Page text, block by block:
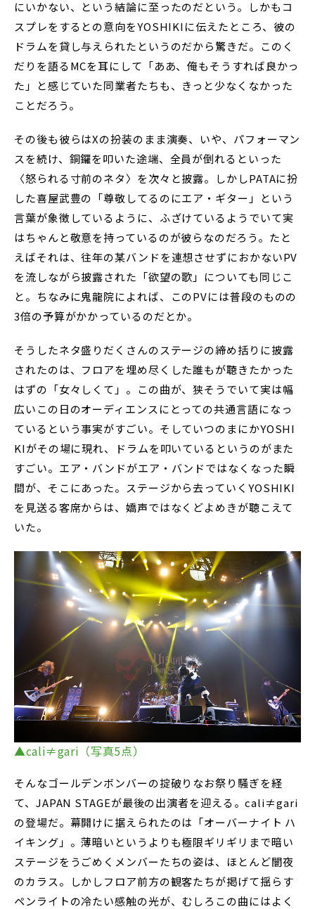
にいかない、という結論に至ったのだという。しかもコ
スプレをするとの意向をYOSHIKIに伝えたところ、彼の
ドラムを貸し与えられたというのだから驚きだ。このく
だりを語るMCを耳にして「ああ、俺もそうすれば良かっ
た」と感じていた同業者たちも、きっと少なくなかった
ことだろう。
その後も彼らはXの扮装のまま演奏、いや、パフォーマン
スを続け、銅鑼を叩いた途端、全員が倒れるといった
〈怒られる寸前のネタ〉を次々と披露。しかしPATAに扮
した喜屋武豊の「尊敬してるのにエア・ギター」という
言葉が象徴しているように、ふざけているようでいて実
はちゃんと敬意を持っているのが彼らなのだろう。たと
えばそれは、往年の某バンドを連想させずにおかないPV
を流しながら披露された「欲望の歌」についても同じこ
と。ちなみに鬼龍院によれば、このPVには普段のものの
3倍の予算がかかっているのだとか。
そうしたネタ盛りだくさんのステージの締め括りに披露
されたのは、フロアを埋め尽くした誰もが聴きたかった
はずの「女々しくて」。この曲が、狭そうでいて実は幅
広いこの日のオーディエンスにとっての共通言語になっ
ているという事実がすごい。そしていつのまにかYOSHI
KIがその場に現れ、ドラムを叩いているというのがまた
すごい。エア・バンドがエア・バンドではなくなった瞬
間が、そこにあった。ステージから去っていくYOSHIKI
を見送る客席からは、嬌声ではなくどよめきが聴こえて
いた。
▲cali≠gari（写真5点）
そんなゴールデンボンバーの掟破りなお祭り騒ぎを経
て、JAPAN STAGEが最後の出演者を迎える。cali≠gari
の登場だ。幕開けに据えられたのは「オーバーナイト ハ
イキング」。薄暗いというよりも極限ギリギリまで暗い
ステージをうごめくメンバーたちの姿は、ほとんど闇夜
のカラス。しかしフロア前方の観客たちが掲げて揺らす
ペンライトの冷たい感触の光が、むしろこの曲にはよく